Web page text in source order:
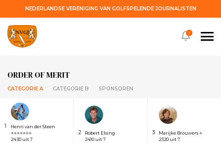
NEDERLANDSE VERENIGING VAN GOLFSPELENDE JOURNALISTEN
ORDER OF MERIT
CATEGORIE A CATEGORIE B SPONSOREN
1
Henri van der Steen
⭐⭐⭐⭐⭐⭐⭐
2430 uit 7
2
Robert Elsing
2410 uit 7
3
Marijke Brouwers ⭐
2320 uit 7
!